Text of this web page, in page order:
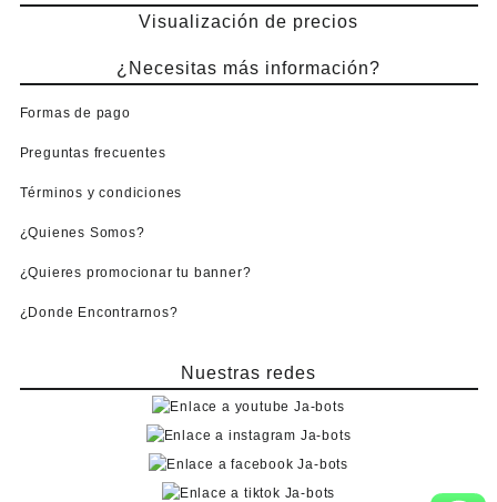
Visualización de precios
¿Necesitas más información?
Formas de pago
Preguntas frecuentes
Términos y condiciones
¿Quienes Somos?
¿Quieres promocionar tu banner?
¿Donde Encontrarnos?
Nuestras redes